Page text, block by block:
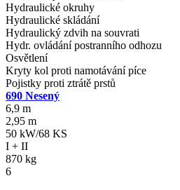
Hydraulické okruhy
Hydraulické skládání
Hydraulický zdvih na souvrati
Hydr. ovládání postranního odhozu
Osvětlení
Kryty kol proti namotávání píce
Pojistky proti ztrátě prstů
690 Nesený
6,9 m
2,95 m
50 kW/68 KS
I + II
870 kg
6